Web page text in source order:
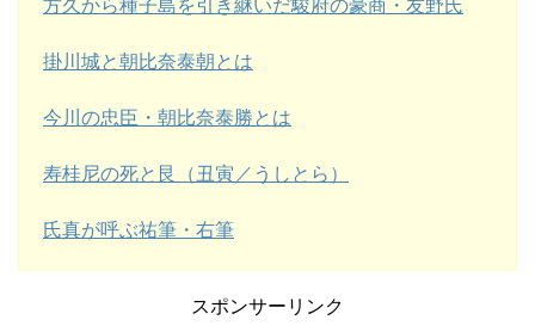
方久から種子島を引き継いだ駿府の豪商・友野氏
掛川城と朝比奈泰朝とは
今川の忠臣・朝比奈泰勝とは
寿桂尼の死と艮（丑寅／うしとら）
氏真が呼ぶ祐筆・右筆
スポンサーリンク